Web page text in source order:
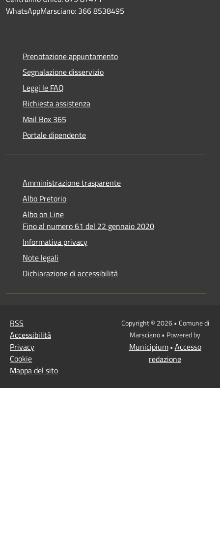
WhatsAppMarsciano: 366 8538495
Prenotazione appuntamento
Segnalazione disservizio
Leggi le FAQ
Richiesta assistenza
Mail Box 365
Portale dipendente
Amministrazione trasparente
Albo Pretorio
Albo on Line
Fino al numero 61 del 22 gennaio 2020
Informativa privacy
Note legali
Dichiarazione di accessibilità
RSS
Accessibilità
Privacy
Cookie
Mappa del sito
Copyright © 2026 • Comune di
Marsciano • Powered by
Municipium• Accesso
redazione